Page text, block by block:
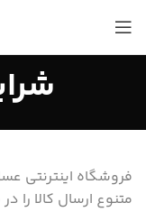
فروشگاه اینترنتی
متنوع ارسال کالا را